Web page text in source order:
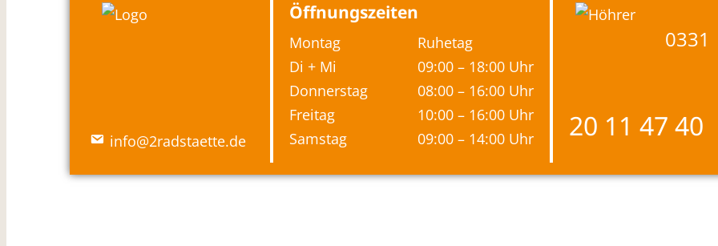
info@2radstaette.de
Öffnungszeiten
Montag
Ruhetag
Di + Mi
09:00 – 18:00 Uhr
Donnerstag
08:00 – 16:00 Uhr
Freitag
10:00 – 16:00 Uhr
Samstag
09:00 – 14:00 Uhr
0331
20 11 47 40